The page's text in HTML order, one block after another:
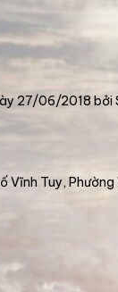
27/06/2018 bởi
Vĩnh Tuy, Phường